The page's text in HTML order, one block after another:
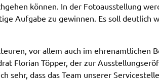
können. In der Foto­aus­stel­lung
Aufga­be zu gewin­nen. Es soll deut­lich
vor allem auch im ehren­amt­li­chen
Flori­an Töpper, der zur
sehr, dass das Team unse­rer